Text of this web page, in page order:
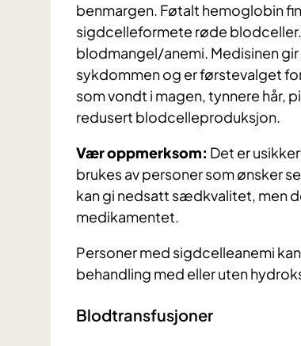
benmargen. Føtalt hemoglobin
sigdcelleformete røde
blodmangel/anemi. Medisinen
sykdommen og er førstevalget
som vondt i magen, tynnere hår,
redusert blodcelleproduksjon.
Vær oppmerksom: Det er
brukes av personer som ønsker
kan gi nedsatt sædkvalitet, men
medikamentet.
Personer med sigdcelleanemi
behandling med eller uten
Blodtransfusjoner